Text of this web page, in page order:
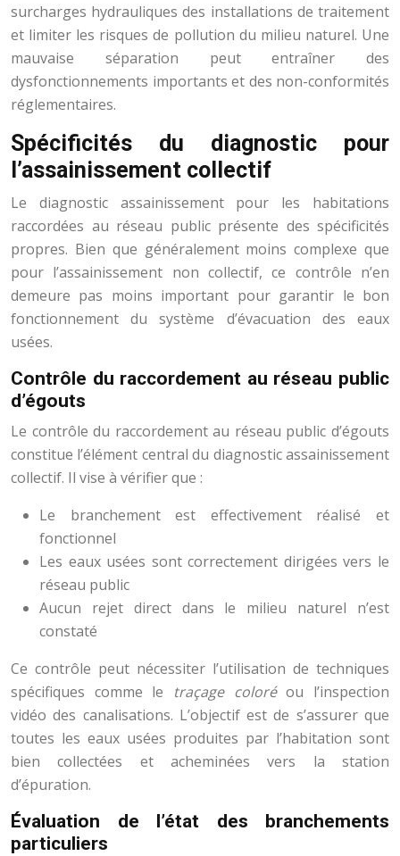
surcharges hydrauliques des installations de traitement
et limiter les risques de pollution du milieu naturel. Une
mauvaise séparation peut entraîner des
dysfonctionnements importants et des non-conformités
réglementaires.
Spécificités du diagnostic pour
l’assainissement collectif
Le diagnostic assainissement pour les habitations
raccordées au réseau public présente des spécificités
propres. Bien que généralement moins complexe que
pour l’assainissement non collectif, ce contrôle n’en
demeure pas moins important pour garantir le bon
fonctionnement du système d’évacuation des eaux
usées.
Contrôle du raccordement au réseau public
d’égouts
Le contrôle du raccordement au réseau public d’égouts
constitue l’élément central du diagnostic assainissement
collectif. Il vise à vérifier que :
Le branchement est effectivement réalisé et
fonctionnel
Les eaux usées sont correctement dirigées vers le
réseau public
Aucun rejet direct dans le milieu naturel n’est
constaté
Ce contrôle peut nécessiter l’utilisation de techniques
spécifiques comme le traçage coloréou l’inspection
vidéo des canalisations. L’objectif est de s’assurer que
toutes les eaux usées produites par l’habitation sont
bien collectées et acheminées vers la station
d’épuration.
Évaluation de l’état des branchements
particuliers